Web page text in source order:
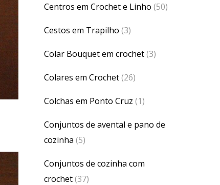
Centros em Crochet e Linho (50)
Cestos em Trapilho (3)
Colar Bouquet em crochet(3)
Colares em Crochet(26)
Colchas em Ponto Cruz (1)
Conjuntos de avental e pano de
cozinha (5)
Conjuntos de cozinha com
crochet(37)